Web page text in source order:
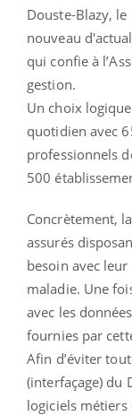
Douste-Blazy,
nouveau
qui confie à
gestion.
Un choix
quotidien avec
professionnels
500
Concrètement,
assurés
besoin avec
maladie. Une
avec les
fournies par
Afin d’éviter
(interfaçage) du
logiciels métiers